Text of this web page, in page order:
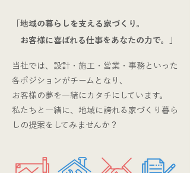
「地域の暮らしを支える家づくり。
​ お客様に喜ばれる仕事をあなたの力で。」
当社では、設計・施工・営業・事務といった
各ポジションがチームとなり、
お客様の夢を一緒にカタチにしています。
​私たちと一緒に、地域に誇れる家づくり暮ら
しの提案をしてみませんか？